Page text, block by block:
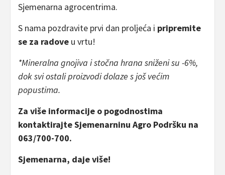
Sjemenarna agrocentrima.
S nama pozdravite prvi dan proljeća i pripremite
se za radove u vrtu!
*Mineralna gnojiva i stočna hrana sniženi su -6%,
dok svi ostali proizvodi dolaze s još većim
popustima.
Za više informacije o pogodnostima
kontaktirajte Sjemenarninu Agro Podršku na
063/700-700.
Sjemenarna, daje više!